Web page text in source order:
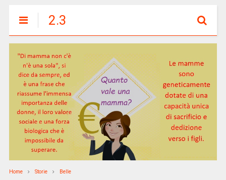
2.3
Home Storie Belle